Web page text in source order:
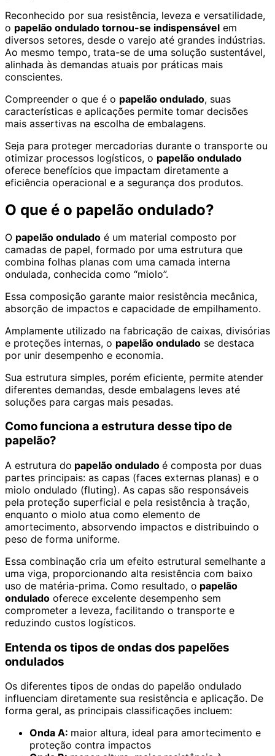
Reconhecido por sua resistência, leveza e versatilidade,
o papelão ondulado tornou-se indispensável em
diversos setores, desde o varejo até grandes indústrias.
Ao mesmo tempo, trata-se de uma solução sustentável,
alinhada às demandas atuais por práticas mais
conscientes.
Compreender o que é o papelão ondulado, suas
características e aplicações permite tomar decisões
mais assertivas na escolha de embalagens.
Seja para proteger mercadorias durante o transporte ou
otimizar processos logísticos, o papelão ondulado
oferece benefícios que impactam diretamente a
eficiência operacional e a segurança dos produtos.
O que é o papelão ondulado?
O papelão ondulado é um material composto por
camadas de papel, formado por uma estrutura que
combina folhas planas com uma camada interna
ondulada, conhecida como “miolo”.
Essa composição garante maior resistência mecânica,
absorção de impactos e capacidade de empilhamento.
Amplamente utilizado na fabricação de caixas, divisórias
e proteções internas, o papelão ondulado se destaca
por unir desempenho e economia.
Sua estrutura simples, porém eficiente, permite atender
diferentes demandas, desde embalagens leves até
soluções para cargas mais pesadas.
Como funciona a estrutura desse tipo de
papelão?
A estrutura do papelão ondulado é composta por duas
partes principais: as capas (faces externas planas) e o
miolo ondulado (fluting). As capas são responsáveis
pela proteção superficial e pela resistência à tração,
enquanto o miolo atua como elemento de
amortecimento, absorvendo impactos e distribuindo o
peso de forma uniforme.
Essa combinação cria um efeito estrutural semelhante a
uma viga, proporcionando alta resistência com baixo
uso de matéria-prima. Como resultado, o papelão
ondulado oferece excelente desempenho sem
comprometer a leveza, facilitando o transporte e
reduzindo custos logísticos.
Entenda os tipos de ondas dos papelões
ondulados
Os diferentes tipos de ondas do papelão ondulado
influenciam diretamente sua resistência e aplicação. De
forma geral, as principais classificações incluem:
Onda A: maior altura, ideal para amortecimento e
proteção contra impactos